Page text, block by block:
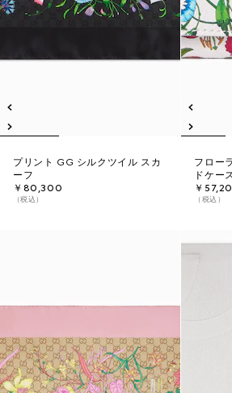
プリント GG シルクツイル スカ
ーフ
￥80,300
（税込）
フロー
ドケー
￥
（税込）